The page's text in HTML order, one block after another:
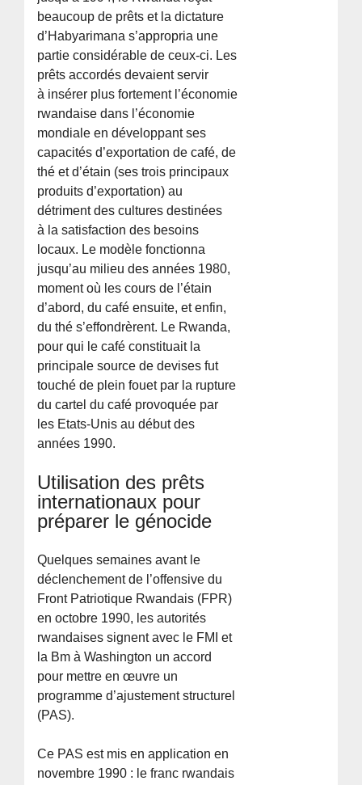
beaucoup de prêts et la dictature
d’Habyarimana s’appropria une
partie considérable de ceux-ci. Les
prêts accordés devaient servir
à insérer plus fortement l’économie
rwandaise dans l’économie
mondiale en développant ses
capacités d’exportation de café, de
thé et d’étain (ses trois principaux
produits d’exportation) au
détriment des cultures destinées
à la satisfaction des besoins
locaux. Le modèle fonctionna
jusqu’au milieu des années 1980,
moment où les cours de l’étain
d’abord, du café ensuite, et enfin,
du thé s’effondrèrent. Le Rwanda,
pour qui le café constituait la
principale source de devises fut
touché de plein fouet par la rupture
du cartel du café provoquée par
les Etats-Unis au début des
années 1990.
Utilisation des prêts
internationaux pour
préparer le génocide
Quelques semaines avant le
déclenchement de l’offensive du
Front Patriotique Rwandais (FPR)
en octobre 1990, les autorités
rwandaises signent avec le FMI et
la Bm à Washington un accord
pour mettre en œuvre un
programme d’ajustement structurel
(PAS).
Ce PAS est mis en application en
novembre 1990 : le franc rwandais